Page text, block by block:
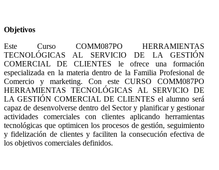
Objetivos
Este Curso COMM087PO HERRAMIENTAS
TECNOLÓGICAS AL SERVICIO DE LA GESTIÓN
COMERCIAL DE CLIENTES le ofrece una formación
especializada en la materia dentro de la Familia Profesional de
Comercio y marketing. Con este CURSO COMM087PO
HERRAMIENTAS TECNOLÓGICAS AL SERVICIO DE
LA GESTIÓN COMERCIAL DE CLIENTES el alumno será
capaz de desenvolverse dentro del Sector y planificar y gestionar
actividades comerciales con clientes aplicando herramientas
tecnológicas que optimicen los procesos de gestión, seguimiento
y fidelización de clientes y faciliten la consecución efectiva de
los objetivos comerciales definidos.